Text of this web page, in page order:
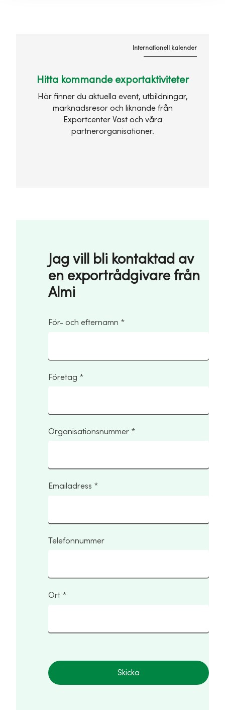
Internationell kalender
Hitta kommande exportaktiviteter
Här finner du aktuella event, utbildningar,
marknadsresor och liknande från
Exportcenter Väst och våra
partnerorganisationer.
Jag vill bli kontaktad av
en exportrådgivare från
Almi
För- och efternamn
Företag
Organisationsnummer
Emailadress
Telefonnummer
Ort
Skicka